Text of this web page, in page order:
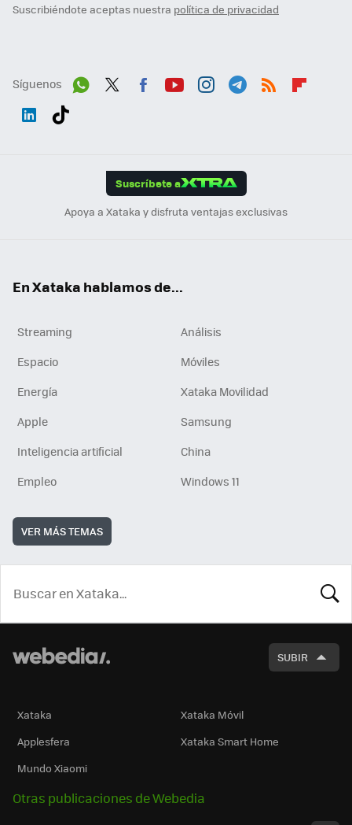
Suscribiéndote aceptas nuestra política de privacidad
Síguenos
Suscríbete a
Apoya a Xataka y disfruta ventajas exclusivas
En Xataka hablamos de...
Streaming
Análisis
Espacio
Móviles
Energía
Xataka Movilidad
Apple
Samsung
Inteligencia artificial
China
Empleo
Windows 11
VER MÁS TEMAS
SUBIR
Xataka
Xataka Móvil
Applesfera
Xataka Smart Home
Mundo Xiaomi
Otras publicaciones de Webedia